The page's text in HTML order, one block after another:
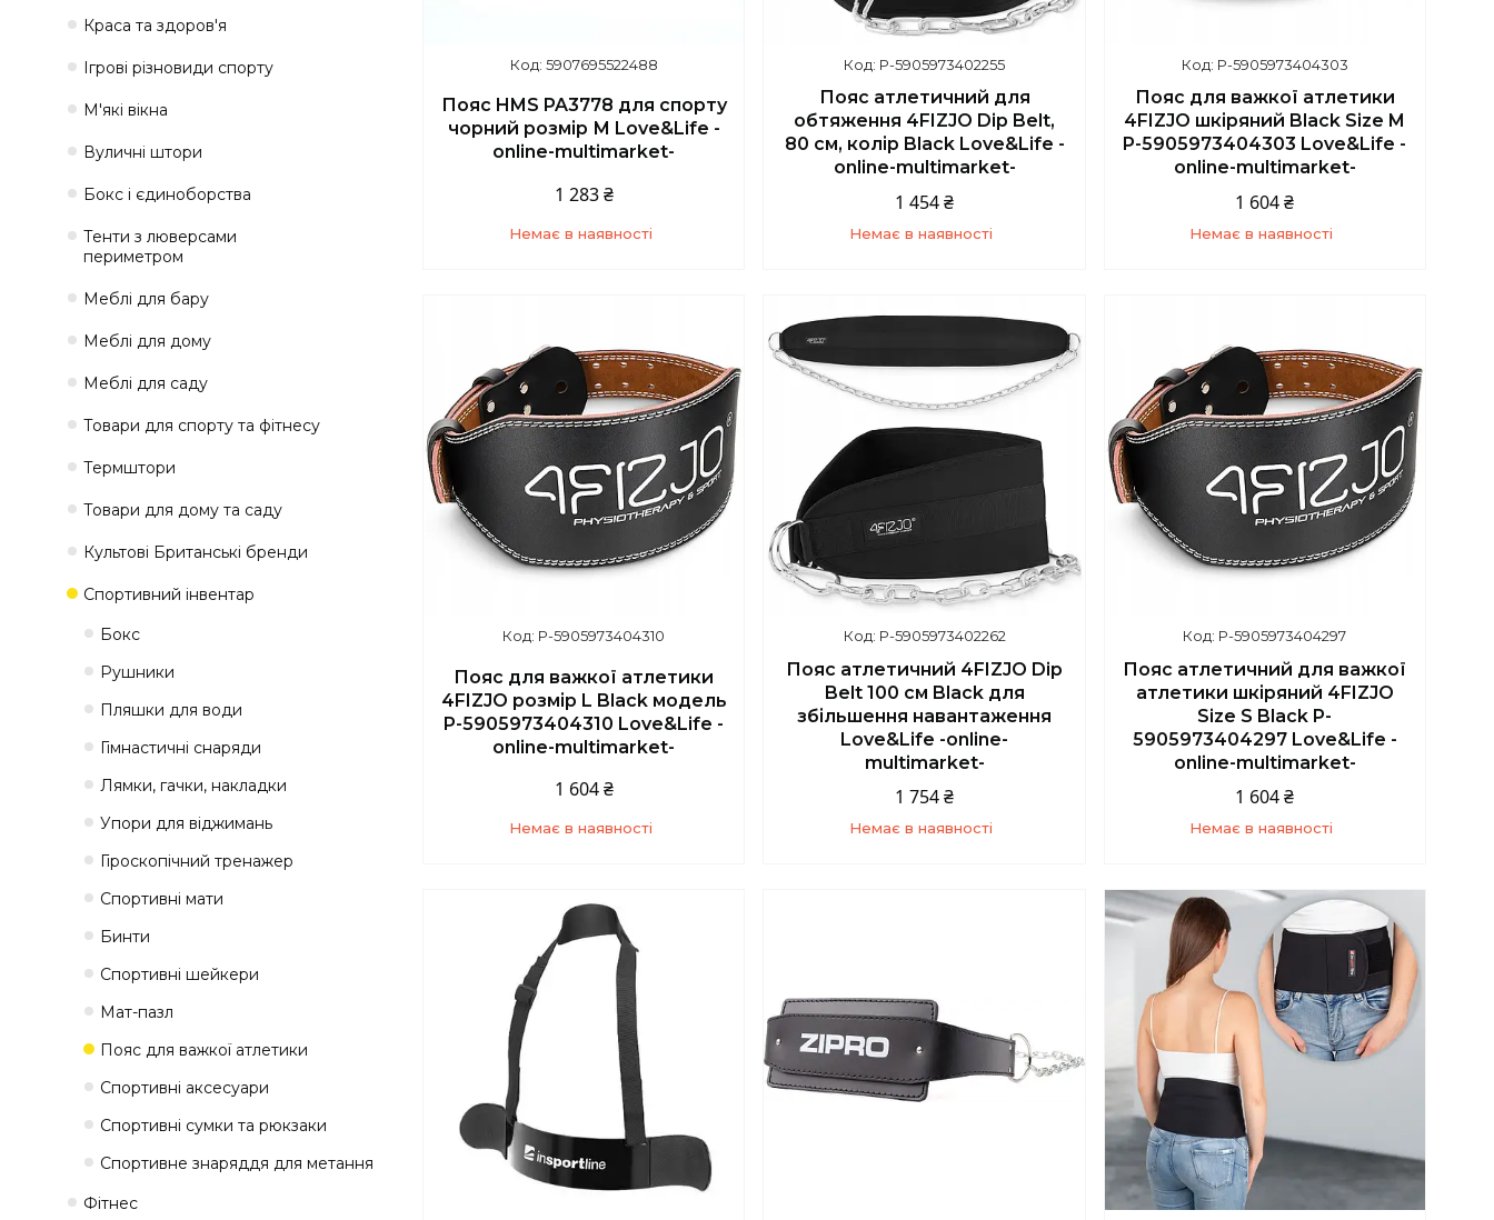
5907695522488
Пояс HMS PA3778 для спорту
чорний розмір М Love&Life -
online-multimarket-
1 283 ₴
Немає в наявності
P-5905973402255
Пояс атлетичний для
обтяження 4FIZJO Dip Belt,
80 см, колір Black Love&Life -
online-multimarket-
1 454 ₴
Немає в наявності
+380 (67) 139-10-45
P-5905973404303
Пояс для важкої атлетики
4FIZJO шкіряний Black Size M
P-5905973404303 Love&Life -
online-multimarket-
1 604 ₴
Немає в наявності
P-5905973404310
Пояс для важкої атлетики
4FIZJO розмір L Black модель
P-5905973404310 Love&Life -
online-multimarket-
1 604 ₴
Немає в наявності
+380 (67) 139-10-45
P-5905973402262
Пояс атлетичний 4FIZJO Dip
Belt 100 см Black для
збільшення навантаження
Love&Life -online-
multimarket-
1 754 ₴
Немає в наявності
P-5905973404297
Пояс атлетичний для важкої
атлетики шкіряний 4FIZJO
Size S Black P-
5905973404297 Love&Life -
online-multimarket-
1 604 ₴
Немає в наявності
+380 (67) 139-10-45
Краса та здоров'я
Ігрові різновиди спорту
М'які вікна
Вуличні штори
Бокс і єдиноборства
Тенти з люверсами
периметром
Меблі для бару
Меблі для дому
Меблі для саду
Товари для спорту та фітнесу
Термштори
Товари для дому та саду
Культові Британські бренди
Спортивний інвентар
Бокс
Рушники
Пляшки для води
Гімнастичні снаряди
Лямки, гачки, накладки
Упори для віджимань
Гіроскопічний тренажер
Спортивні мати
Бинти
Спортивні шейкери
Мат-пазл
Пояс для важкої атлетики
Спортивні аксесуари
Спортивні сумки та рюкзаки
Спортивне знаряддя для метання
Фітнес